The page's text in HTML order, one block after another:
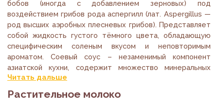
является абсолютно полноценным и содержит все
незаменимые аминокислоты в оптимальном
соотношении. Соевое масло по своему составу – одно
из лучших растительных масел и содержит идеальное
соотношение жирных кислот омега3 и омега 6 ряда.
Читать статью полностью
бобов (иногда с добавлением зерновых) под
воздействием грибов рода аспергилл (лат. Aspergillus —
род высших аэробных плесневых грибов). Представляет
собой жидкость густого тёмного цвета, обладающую
специфическим соленым вкусом и неповторимым
ароматом. Соевый соус – незаменимый компонент
азиатской кухни, содержит множество минеральных
веществ, витаминов и аминокислот. За счёт присутствия
производных глутаминовой кислоты обладает свойством
ярко подчёркивать вкус блюд.
Читать дальше
Растительное молоко